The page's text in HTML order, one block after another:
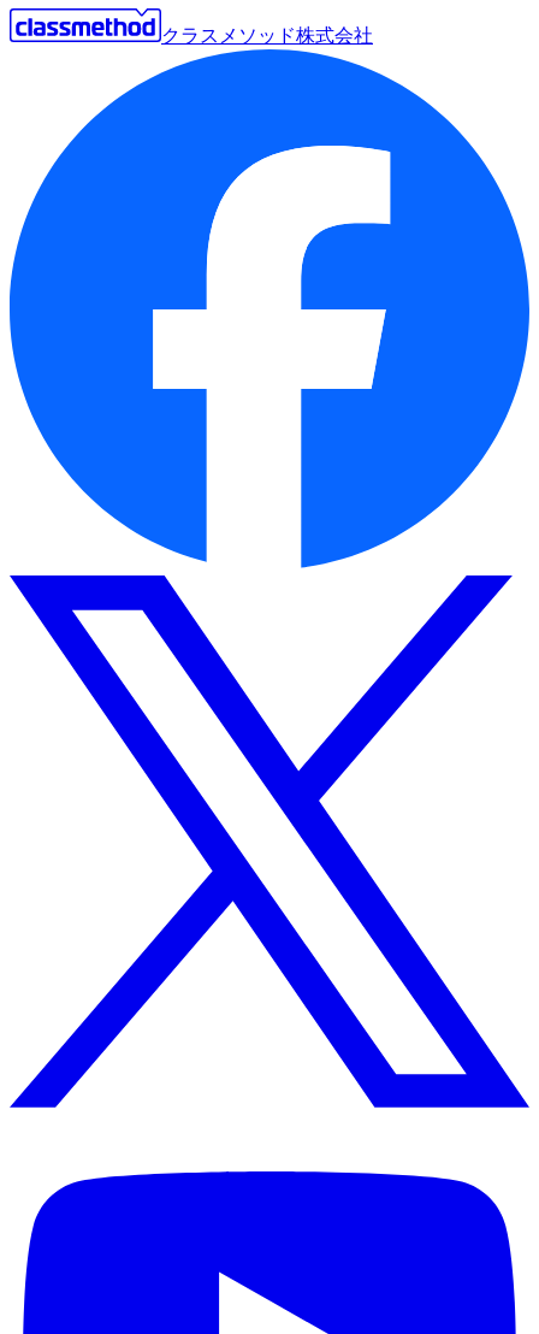
クラスメソッド株式会社